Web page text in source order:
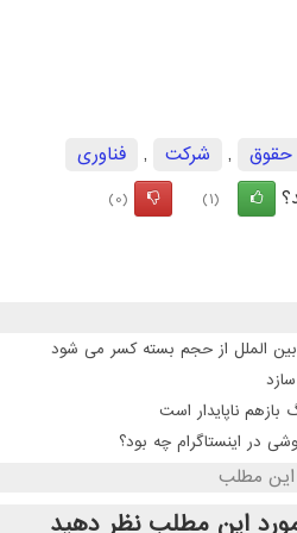
حقوق , شركت ,
فناوری
(1)
(0)
بین الملل از حجم بسته کسر می شود
بازهم ناپایدار است
در اینستاگرام چه بود؟
این مطلب
این مطلب نظر دهید